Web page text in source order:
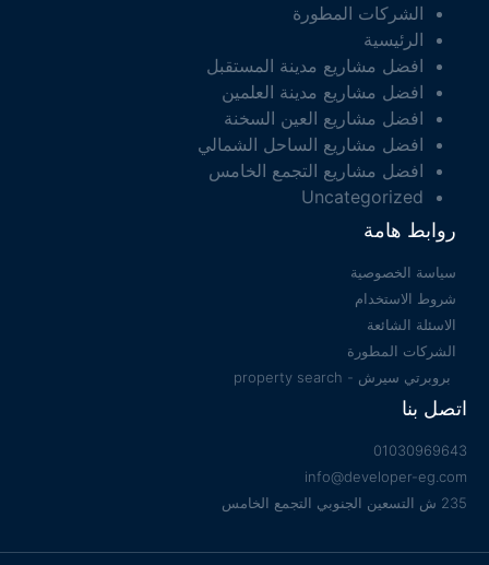
الشركات المطورة
الرئيسية
افضل مشاريع مدينة المستقبل
افضل مشاريع مدينة العلمين
افضل مشاريع العين السخنة
افضل مشاريع الساحل الشمالي
افضل مشاريع التجمع الخامس
Uncategorized
روابط هامة
سياسة الخصوصية
شروط الاستخدام
الاسئلة الشائعة
الشركات المطورة
بروبرتي سيرش - property search
اتصل بنا
01030969643
info@developer-eg.com
235 ش التسعين الجنوبي التجمع الخامس